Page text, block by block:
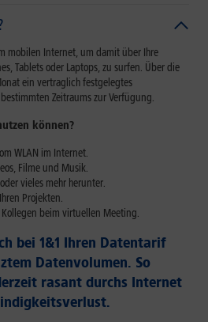
mobilen Internet, um damit über Ihre
Tablets oder Laptops, zu surfen. Über die
ein vertraglich festgelegtes
Zeitraums zur Verfügung.
können?
WLAN im Internet.
Filme und Musik.
vieles mehr herunter.
Projekten.
beim virtuellen Meeting.
bei 1&1 Ihren Datentarif
Datenvolumen. So
rasant durchs Internet